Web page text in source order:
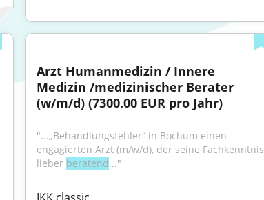
Arzt Humanmedizin / Innere
Medizin /medizinischer Berater
(w/m/d) (7300.00 EUR pro Jahr)
"...„Behandlungsfehler“ in Bochum einen
engagierten Arzt (m/w/d), der seine Fachkenntnis
lieber beratend..."